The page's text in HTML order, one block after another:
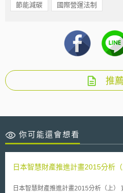
節能減碳 國際營運法制
推
你可能還會想看
日本智慧財產推進計畫2015分析（
日本智慧財產推進計畫2015分析（上） 資策會科技法律研究所 法律研究